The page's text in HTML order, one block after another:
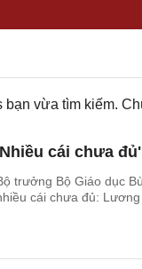
bạn vừa tìm kiếm.
cái chưa
trưởng Bộ Giáo dục
cái chưa đủ: